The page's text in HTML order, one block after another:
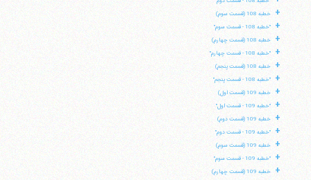
+ خطبه 108 (قسمت سوم)
+ "خطبه 108 - قسمت سوم"
+ خطبه 108 (قسمت چهارم)
+ "خطبه 108 - قسمت چهارم"
+ خطبه 108 (قسمت پنجم)
+ "خطبه 108 - قسمت پنجم"
+ خطبه 109 (قسمت اول)
+ "خطبه 109 - قسمت اول"
+ خطبه 109 (قسمت دوم)
+ "خطبه 109 - قسمت دوم"
+ خطبه 109 (قسمت سوم)
+ "خطبه 109 - قسمت سوم"
+ خطبه 109 (قسمت چهارم)